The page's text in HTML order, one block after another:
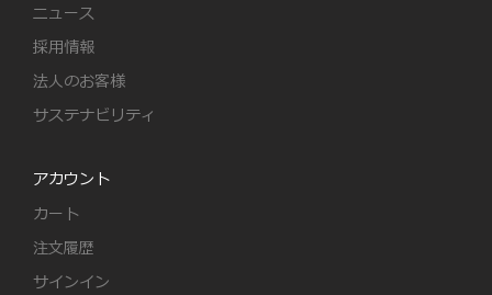
ニュース
採用情報
法人のお客様
サステナビリティ
アカウント
カート
注文履歴
サインイン